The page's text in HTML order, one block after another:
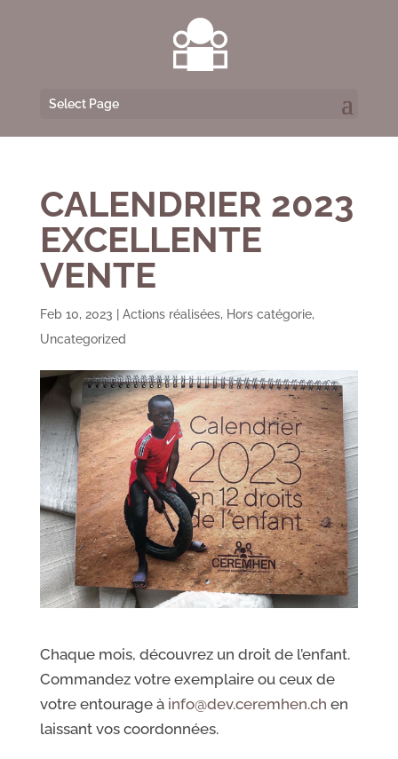
Select Page
CALENDRIER 2023
EXCELLENTE
VENTE
Feb 10, 2023 Actions réalisées, Hors catégorie,
Uncategorized
Chaque mois, découvrez un droit de l’enfant.
Commandez votre exemplaire ou ceux de
votre entourage à info@dev.ceremhen.ch en
laissant vos coordonnées.